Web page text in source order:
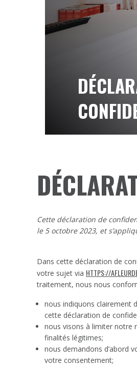
Cette déclaration de
le 5 octobre 2023, et
Dans cette déclaration de
votre sujet via HTTPS://
traitement, nous nous
nous indiquons clairement
cette déclaration de
nous visons à limiter notre
finalités légitimes;
nous demandons d’abord
votre consentement;